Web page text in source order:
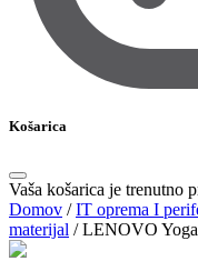
Košarica
Vaša košarica je trenutno
Domov /IT oprema I
materijal /LENOVO